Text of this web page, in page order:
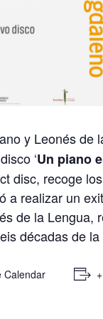
y Leonés de
‘Un piano
disc, recoge
a realizar un
de la Lengua,
décadas de
Calendar